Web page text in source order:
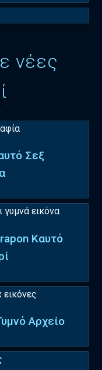
νέες
Σεξ
Καυτό
Αρχείο